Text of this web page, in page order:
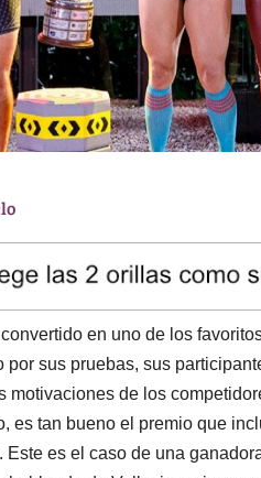
en uno de los
por sus pruebas, sus
motivaciones de los
es tan bueno el premio que
es el caso de una